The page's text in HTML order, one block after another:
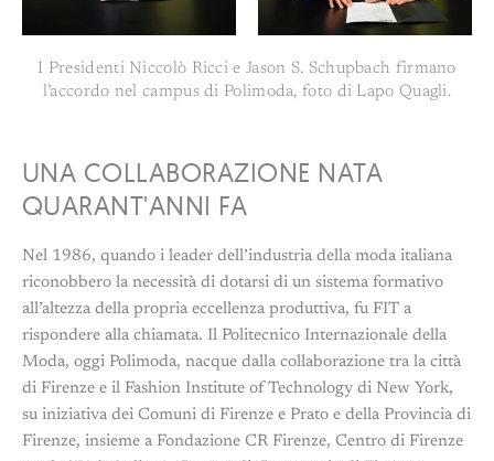
I Presidenti Niccolò Ricci e Jason S. Schupbach firmano
l’accordo nel campus di Polimoda, foto di Lapo Quagli.
UNA COLLABORAZIONE NATA
QUARANT'ANNI FA
Nel 1986, quando i leader dell’industria della moda italiana
riconobbero la necessità di dotarsi di un sistema formativo
all’altezza della propria eccellenza produttiva, fu FIT a
rispondere alla chiamata. Il Politecnico Internazionale della
Moda, oggi Polimoda, nacque dalla collaborazione tra la città
di Firenze e il Fashion Institute of Technology di New York,
su iniziativa dei Comuni di Firenze e Prato e della Provincia di
Firenze, insieme a Fondazione CR Firenze, Centro di Firenze